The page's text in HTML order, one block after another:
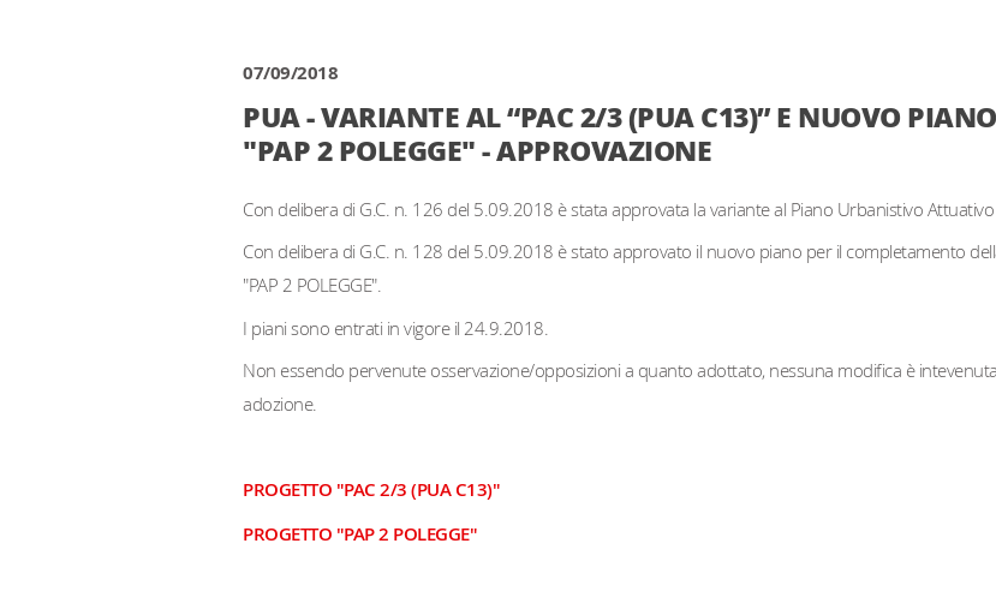
07/09/2018
PUA - VARIANTE AL “PAC 2/3 (PUA C13)” E NUOVO
"PAP 2 POLEGGE" - APPROVAZIONE
Con delibera di G.C. n. 126 del 5.09.2018 è stata approvata la variante al Piano Urbanistivo
Con delibera di G.C. n. 128 del 5.09.2018 è stato approvato il nuovo piano per il completamento
"PAP 2 POLEGGE".
I piani sono entrati in vigore il 24.9.2018.
Non essendo pervenute osservazione/opposizioni a quanto adottato, nessuna modifica è
adozione.
PROGETTO "PAC 2/3 (PUA C13)"
PROGETTO "PAP 2 POLEGGE"